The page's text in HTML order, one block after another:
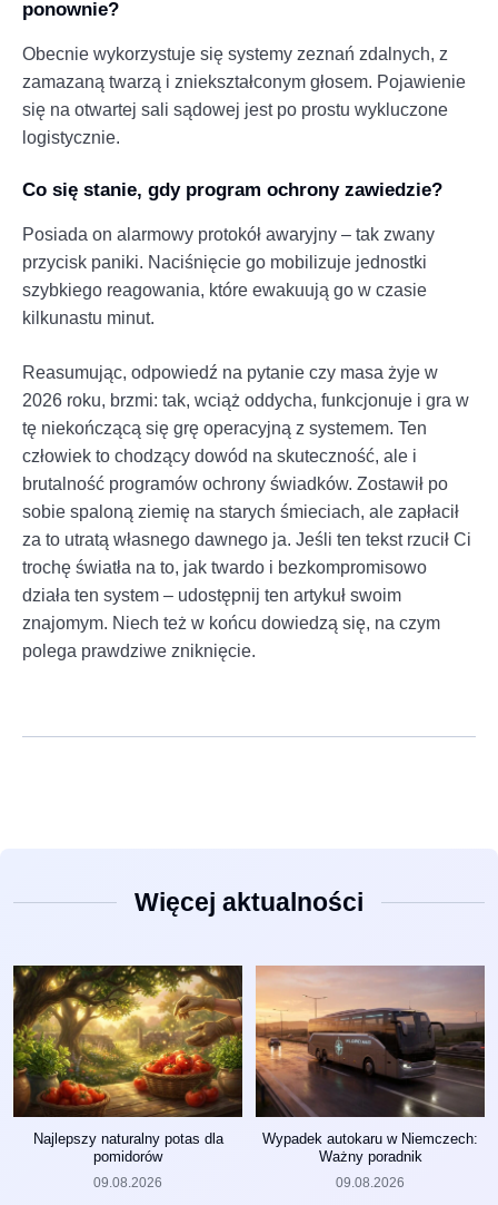
ponownie?
Obecnie wykorzystuje się systemy zeznań zdalnych, z
zamazaną twarzą i zniekształconym głosem. Pojawienie
się na otwartej sali sądowej jest po prostu wykluczone
logistycznie.
Co się stanie, gdy program ochrony zawiedzie?
Posiada on alarmowy protokół awaryjny – tak zwany
przycisk paniki. Naciśnięcie go mobilizuje jednostki
szybkiego reagowania, które ewakuują go w czasie
kilkunastu minut.
Reasumując, odpowiedź na pytanie czy masa żyje w
2026 roku, brzmi: tak, wciąż oddycha, funkcjonuje i gra w
tę niekończącą się grę operacyjną z systemem. Ten
człowiek to chodzący dowód na skuteczność, ale i
brutalność programów ochrony świadków. Zostawił po
sobie spaloną ziemię na starych śmieciach, ale zapłacił
za to utratą własnego dawnego ja. Jeśli ten tekst rzucił Ci
trochę światła na to, jak twardo i bezkompromisowo
działa ten system – udostępnij ten artykuł swoim
znajomym. Niech też w końcu dowiedzą się, na czym
polega prawdziwe zniknięcie.
Więcej aktualności
Najlepszy naturalny potas dla
pomidorów
09.08.2026
Wypadek autokaru w Niemczech:
Ważny poradnik
09.08.2026